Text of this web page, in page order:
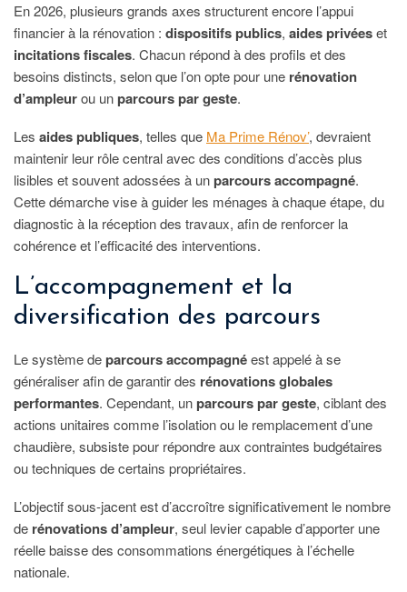
En 2026, plusieurs grands axes structurent encore l’appui
financier à la rénovation : dispositifs publics, aides privéeset
incitations fiscales. Chacun répond à des profils et des
besoins distincts, selon que l’on opte pour une rénovation
d’ampleurou unparcours par geste.
Les aides publiques, telles que Ma Prime Rénov’, devraient
maintenir leur rôle central avec des conditions d’accès plus
lisibles et souvent adossées à unparcours accompagné.
Cette démarche vise à guider les ménages à chaque étape, du
diagnostic à la réception des travaux, afin de renforcer la
cohérence et l’efficacité des interventions.
L’accompagnement et la
diversification des parcours
Le système deparcours accompagnéest appelé à se
généraliser afin de garantir des rénovations globales
performantes. Cependant, unparcours par geste, ciblant des
actions unitaires comme l’isolation ou le remplacement d’une
chaudière, subsiste pour répondre aux contraintes budgétaires
ou techniques de certains propriétaires.
L’objectif sous-jacent est d’accroître significativement le nombre
de rénovations d’ampleur, seul levier capable d’apporter une
réelle baisse des consommations énergétiques à l’échelle
nationale.